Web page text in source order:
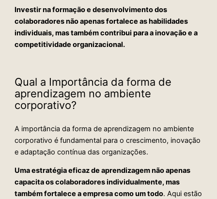
Investir na formação e desenvolvimento dos
colaboradores não apenas fortalece as habilidades
individuais, mas também contribui para a inovação e a
competitividade organizacional.
Qual a Importância da forma de
aprendizagem no ambiente
corporativo?
A importância da forma de aprendizagem no ambiente
corporativo é fundamental para o crescimento, inovação
e adaptação contínua das organizações.
Uma estratégia eficaz de aprendizagem não apenas
capacita os colaboradores individualmente, mas
também fortalece a empresa como um todo. Aqui estão